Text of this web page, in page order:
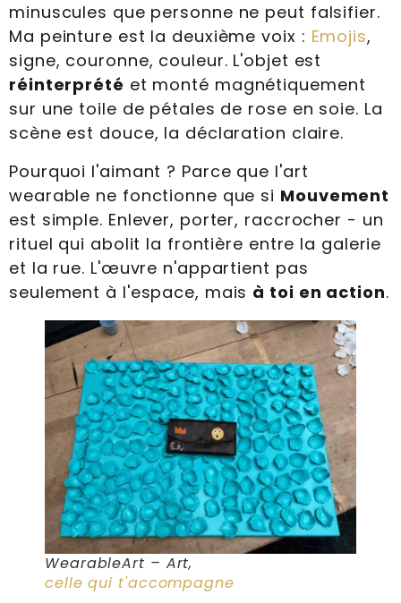
minuscules que personne ne peut falsifier.
Ma peinture est la deuxième voix : Emojis,
signe, couronne, couleur. L'objet est
réinterprété et monté magnétiquement
sur une toile de pétales de rose en soie. La
scène est douce, la déclaration claire.
Pourquoi l'aimant ? Parce que l'art
wearable ne fonctionne que si Mouvement
est simple. Enlever, porter, raccrocher - un
rituel qui abolit la frontière entre la galerie
et la rue. L'œuvre n'appartient pas
seulement à l'espace, mais à toi en action.
WearableArt – Art,
celle qui t'accompagne